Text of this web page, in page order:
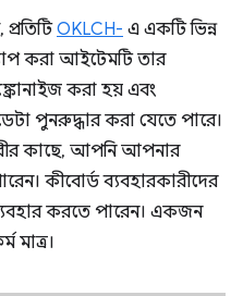
OKLCH- এ একটি ভিন্ন
করা আইটেমটি তার
করা হয় এবং
পুনরুদ্ধার করা যেতে পারে।
কাছে, আপনি আপনার
কীবোর্ড ব্যবহারকারীদের
করতে পারেন। একজন
মাত্র।